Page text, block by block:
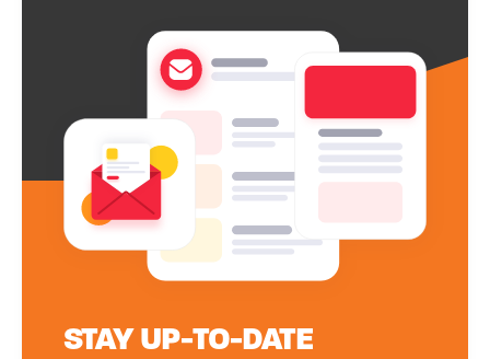
STAY UP-TO-DATE